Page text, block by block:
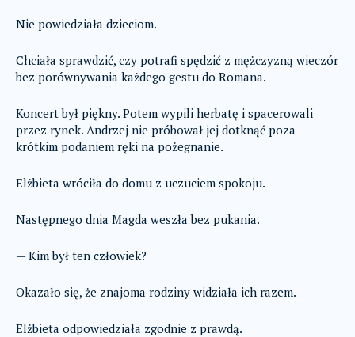
Nie powiedziała dzieciom.
Chciała sprawdzić, czy potrafi spędzić z mężczyzną wieczór
bez porównywania każdego gestu do Romana.
Koncert był piękny. Potem wypili herbatę i spacerowali
przez rynek. Andrzej nie próbował jej dotknąć poza
krótkim podaniem ręki na pożegnanie.
Elżbieta wróciła do domu z uczuciem spokoju.
Następnego dnia Magda weszła bez pukania.
— Kim był ten człowiek?
Okazało się, że znajoma rodziny widziała ich razem.
Elżbieta odpowiedziała zgodnie z prawdą.